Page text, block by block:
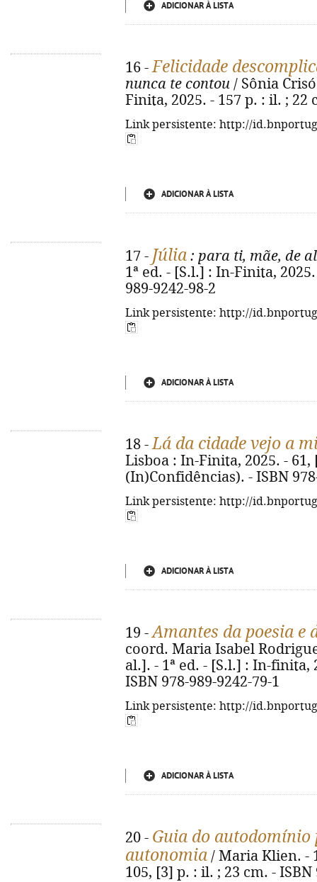
ADICIONAR À LISTA
16 -Felicidade
nunca te contou / Sônia
Finita, 2025. - 157 p. : il. ; 22
Link persistente: http://
ADICIONAR À LISTA
17 - Júlia : para ti, mãe, de
1ª ed. - [S.l.] : In-Finita,
989-9242-98-2
Link persistente: http://
ADICIONAR À LISTA
18 -Lá da cidade vejo a
Lisboa : In-Finita, 2025. - 61,
(In)Confidências). - ISBN
Link persistente: http://
ADICIONAR À LISTA
19 -Amantes da poesia e
coord. Maria Isabel
al.]. - 1ª ed. - [S.l.] : In-finita,
ISBN 978-989-9242-79-1
Link persistente: http://
ADICIONAR À LISTA
20 - Guia do
autonomia / Maria Klien. -
105, [3] p. : il. ; 23 cm. - ISBN